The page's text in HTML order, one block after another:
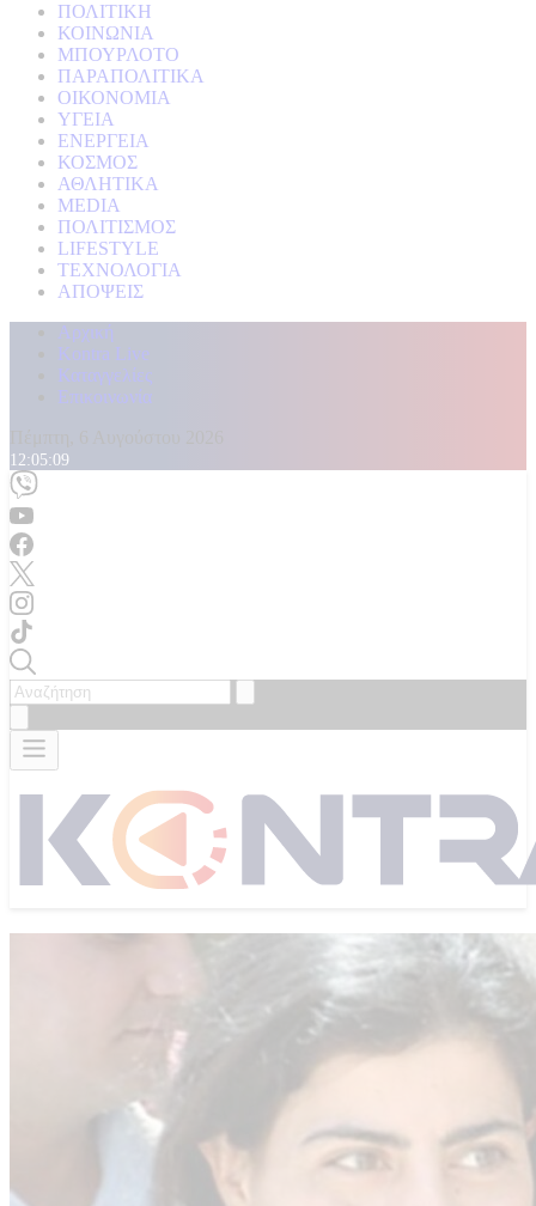
ΠΟΛΙΤΙΚΗ
ΚΟΙΝΩΝΙΑ
ΜΠΟΥΡΛΟΤΟ
ΠΑΡΑΠΟΛΙΤΙΚΑ
ΟΙΚΟΝΟΜΙΑ
ΥΓΕΙΑ
ΕΝΕΡΓΕΙΑ
ΚΟΣΜΟΣ
ΑΘΛΗΤΙΚΑ
MEDIA
ΠΟΛΙΤΙΣΜΟΣ
LIFESTYLE
ΤΕΧΝΟΛΟΓΙΑ
ΑΠΟΨΕΙΣ
Αρχική
Kontra Live
Καταγγελίες
Επικοινωνία
12:05:10